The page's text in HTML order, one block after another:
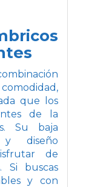
que los
de la
Su baja
y diseño
de
Si buscas
y con